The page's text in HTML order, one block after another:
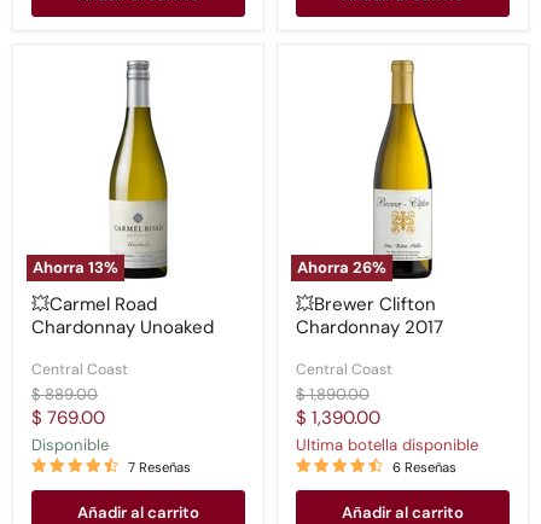
Ahorra 13%
💥Carmel Road
Chardonnay Unoaked
Central Coast
Precio
original
$ 889.00
Precio
actual
$ 769.00
Disponible
7 Reseñas
Añadir al carrito
Ahorra 26%
Chardonnay
💥Brewer Clifton
Chardonnay 2017
Central Coast
Precio
original
$ 1,890.00
Precio
actual
$ 1,390.00
Ultima botella disponible
6 Reseñas
Añadir al carrito